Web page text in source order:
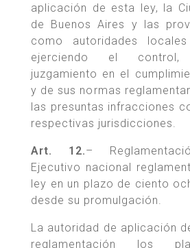
aplicación de esta ley, la
de Buenos Aires y las
como autoridades
ejerciendo el
juzgamiento en el
y de sus normas
las presuntas infracciones
respectivas jurisdicciones.
Art. 12.–
Ejecutivo nacional
ley en un plazo de ciento
desde su promulgación.
La autoridad de aplicación
reglamentación los